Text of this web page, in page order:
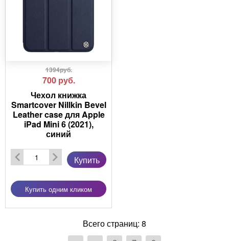
1394руб.
700 руб.
Чехол книжка
Smartcover Nillkin Bevel
Leather case для Apple
iPad Mini 6 (2021),
синий
Купить
Купить одним кликом
Всего страниц: 8